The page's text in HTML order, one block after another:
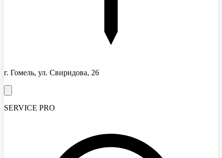
г. Гомель, ул. Свиридова, 26
SERVICE PRO